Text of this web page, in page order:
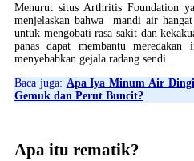
Menurut situs Arthritis Foundation
menjelaskan bahwa mandi air
untuk mengobati rasa sakit dan
panas dapat membantu meredakan
menyebabkan gejala radang sendi.
Baca juga: Apa Iya Minum Air
Gemuk dan Perut Buncit?
Apa itu rematik?